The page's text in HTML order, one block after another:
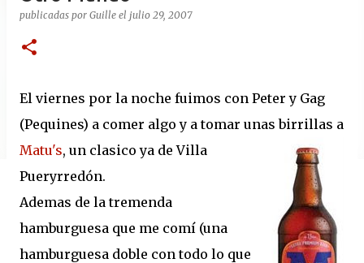
publicadas por Guille el julio 29, 2007
El viernes por la noche fuimos con Peter y Gag
(Pequines) a comer algo y a tomar unas birrillas a
Matu's, un clasico ya de Villa
Pueryrredón.
Ademas de la tremenda
hamburguesa que me comí (una
hamburguesa doble con todo lo que